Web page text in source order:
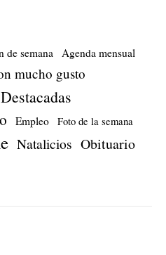
de semana Agenda mensual
mucho gusto
Destacadas
Empleo Foto de la semana
Natalicios Obituario